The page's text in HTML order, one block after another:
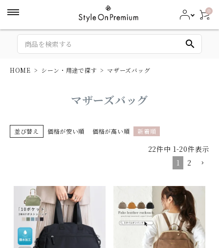
0
search
HOME シーン・用途で探す マザーズバッグ
マザーズバッグ
並び替え 価格が安い順 価格が高い順 新着順
22件中 1-20件表示
1
2